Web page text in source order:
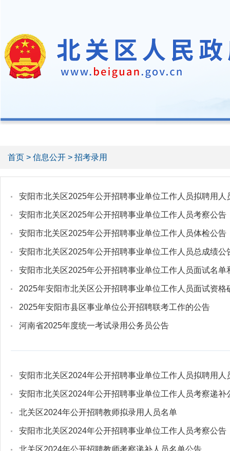
首页 > 信息公开 > 招考录用
安阳市北关区2025年公开招聘事业单位工作人员拟聘用人
安阳市北关区2025年公开招聘事业单位工作人员考察公告
安阳市北关区2025年公开招聘事业单位工作人员体检公告
安阳市北关区2025年公开招聘事业单位工作人员总成绩公
安阳市北关区2025年公开招聘事业单位工作人员面试名单
2025年安阳市北关区公开招聘事业单位工作人员面试资格
2025年安阳市县区事业单位公开招聘联考工作的公告
河南省2025年度统一考试录用公务员公告
安阳市北关区2024年公开招聘事业单位工作人员拟聘用人
安阳市北关区2024年公开招聘事业单位工作人员考察递补
北关区2024年公开招聘教师拟录用人员名单
安阳市北关区2024年公开招聘事业单位工作人员考察公告
北关区2024年公开招聘教师考察递补人员名单公告